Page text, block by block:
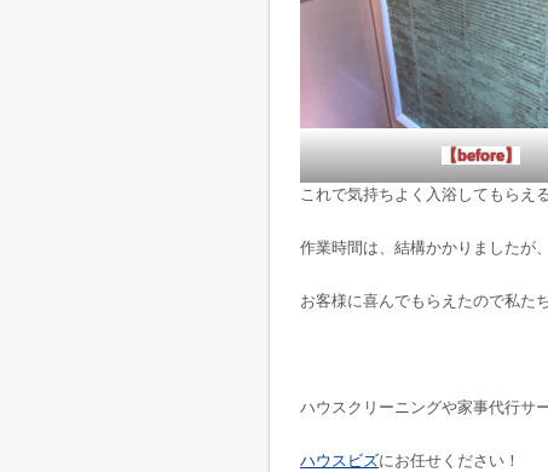
【before】
これで気持ちよく入浴してもらえ
作業時間は、結構かかりましたが、
お客様に喜んでもらえたので私た
ハウスクリーニングや家事代行サ
ハウスビズにお任せください！